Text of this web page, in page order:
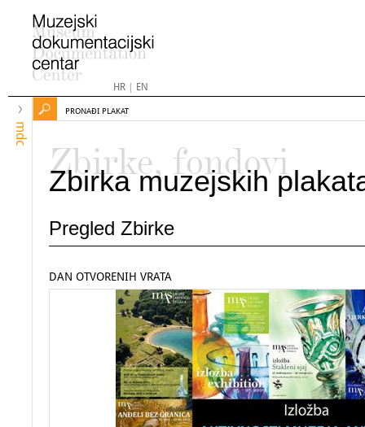
HR| EN
mdc
PRONAĐI PLAKAT
Zbirke, fondovi
Zbirka muzejskih
Pregled Zbirke
DAN OTVORENIH VRATA